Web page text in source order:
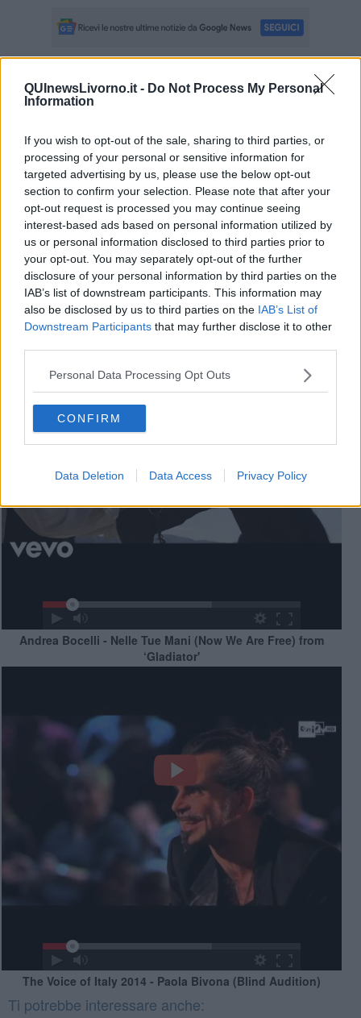
QUInewsLivorno.it - Do Not Process My Personal
Information
If you wish to opt-out of the sale, sharing to third parties, or
processing of your personal or sensitive information for
targeted advertising by us, please use the below opt-out
section to confirm your selection. Please note that after your
opt-out request is processed you may continue seeing
interest-based ads based on personal information utilized by
us or personal information disclosed to third parties prior to
your opt-out. You may separately opt-out of the further
disclosure of your personal information by third parties on the
IAB’s list of downstream participants. This information may
also be disclosed by us to third parties on the IAB’s List of
Downstream Participants that may further disclose it to other
Personal Data Processing Opt Outs
CONFIRM
Data Deletion Data Access Privacy Policy
Se vuoi leggere le notizie principali della Toscana iscriviti alla
Newsletter QUInews - ToscanaMedia.
Basta cliccareQUI
Fotogallery
Videogallery
Andrea Bocelli - Nelle Tue Mani (Now We Are Free) from
‘Gladiator'
The Voice of Italy 2014 - Paola Bivona (Blind Audition)
Ti potrebbe interessare anche: